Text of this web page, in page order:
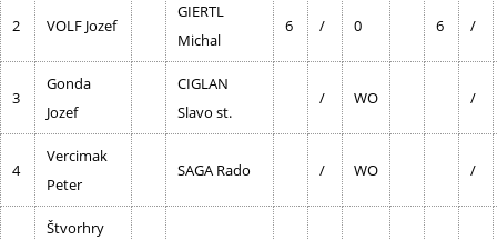
2 VOLF Jozef
GIERTL
Michal
6 / 0 6 /
3
Gonda
Jozef
CIGLAN
Slavo st.
/ WO /
4
Vercimak
Peter
SAGA Rado / WO /
Štvorhry